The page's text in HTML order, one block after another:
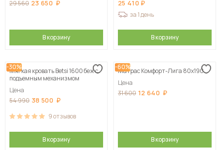
29 560 23 650
В корзину
25 410
за 1 день
В корзину
-30%
Мягкая кровать Betsi 1600 беж с
подъемным механизмом
Цена
54 990 38 500
9отзывов
В корзину
-60%
Матрас Комфорт-Лига 80х190
Цена
31 600 12 640
В корзину